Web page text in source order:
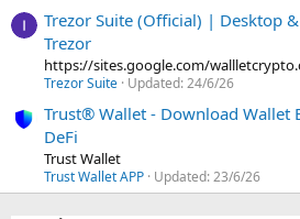
Trezor Suite (Official) | Desktop
Trezor
https://sites.google.com/
Trezor Suite Updated:24/6/26
Trust® Wallet - Download Wallet
DeFi
Trust Wallet
Trust Wallet APP Updated:23/6/26